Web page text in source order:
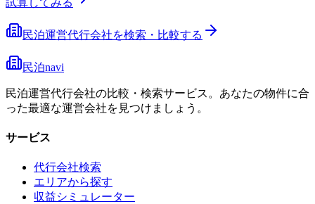
民泊運営代行会社を検索・比較する
民泊navi
民泊運営代行会社の比較・検索サービス。あなたの物件に合
った最適な運営会社を見つけましょう。
サービス
代行会社検索
エリアから探す
収益シミュレーター